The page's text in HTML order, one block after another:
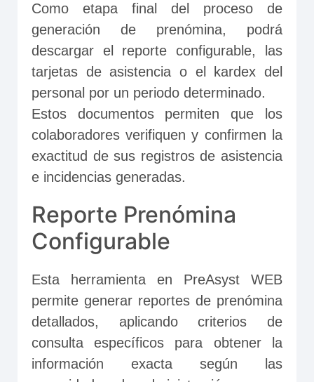
Como etapa final del proceso de
generación de prenómina, podrá
descargar el reporte configurable, las
tarjetas de asistencia o el kardex del
personal por un periodo determinado.
Estos documentos permiten que los
colaboradores verifiquen y confirmen la
exactitud de sus registros de asistencia
e incidencias generadas.
Reporte Prenómina
Configurable
Esta herramienta en PreAsyst WEB
permite generar reportes de prenómina
detallados, aplicando criterios de
consulta específicos para obtener la
información exacta según las